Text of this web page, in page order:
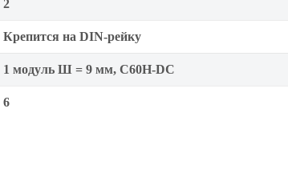
2
Крепится на DIN-рейку
1 модуль Ш = 9 мм, C60H-DC
6